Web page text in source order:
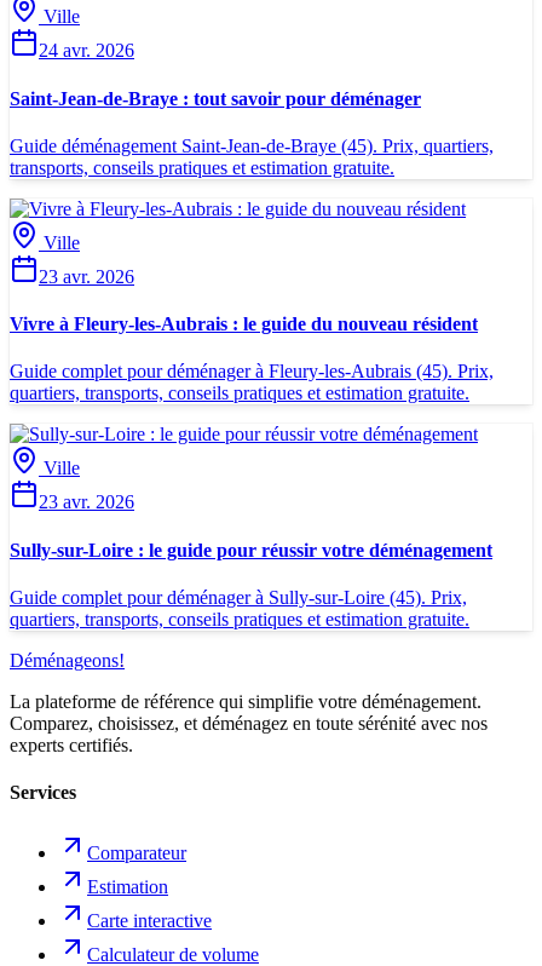
Ville
24 avr. 2026
Saint-Jean-de-Braye : tout savoir pour déménager
Guide déménagement Saint-Jean-de-Braye (45). Prix, quartiers,
transports, conseils pratiques et estimation gratuite.
Ville
23 avr. 2026
Vivre à Fleury-les-Aubrais : le guide du nouveau résident
Guide complet pour déménager à Fleury-les-Aubrais (45). Prix,
quartiers, transports, conseils pratiques et estimation gratuite.
Ville
23 avr. 2026
Sully-sur-Loire : le guide pour réussir votre déménagement
Guide complet pour déménager à Sully-sur-Loire (45). Prix,
quartiers, transports, conseils pratiques et estimation gratuite.
Déménageons!
La plateforme de référence qui simplifie votre déménagement.
Comparez, choisissez, et déménagez en toute sérénité avec nos
experts certifiés.
Services
Comparateur
Estimation
Carte interactive
Calculateur de volume